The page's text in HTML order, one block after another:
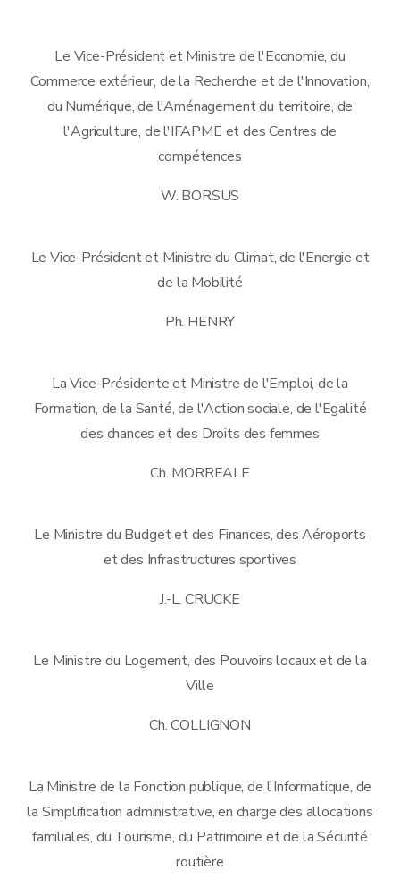
Le Vice-Président et Ministre de l'Economie, du
Commerce extérieur, de la Recherche et de l'Innovation,
du Numérique, de l'Aménagement du territoire, de
l'Agriculture, de l'IFAPME et des Centres de
compétences
W. BORSUS
Le Vice-Président et Ministre du Climat, de l'Energie et
de la Mobilité
Ph. HENRY
La Vice-Présidente et Ministre de l'Emploi, de la
Formation, de la Santé, de l'Action sociale, de l'Egalité
des chances et des Droits des femmes
Ch. MORREALE
Le Ministre du Budget et des Finances, des Aéroports
et des Infrastructures sportives
J.-L. CRUCKE
Le Ministre du Logement, des Pouvoirs locaux et de la
Ville
Ch. COLLIGNON
La Ministre de la Fonction publique, de l'Informatique, de
la Simplification administrative, en charge des allocations
familiales, du Tourisme, du Patrimoine et de la Sécurité
routière